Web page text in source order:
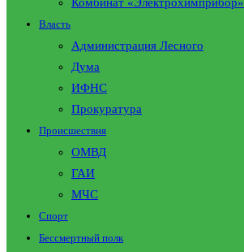
Власть
Администрация Лесного
Дума
ИФНС
Прокуратура
Происшествия
ОМВД
ГАИ
МЧС
Спорт
Бессмертный полк